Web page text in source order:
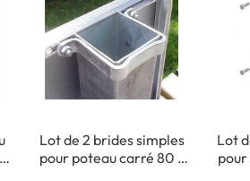
Lot de 2 brides simples
pour poteau carré 80 x
Lot